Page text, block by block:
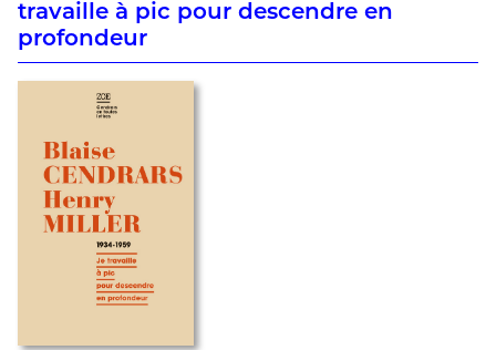
travaille à pic pour descendre en
profondeur